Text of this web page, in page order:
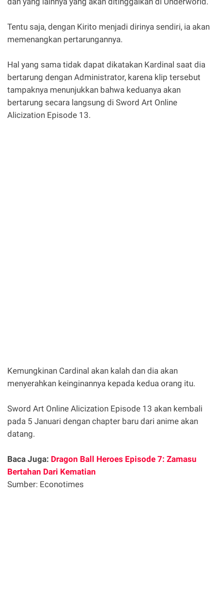
Tentu saja, dengan Kirito menjadi dirinya sendiri, ia akan
memenangkan pertarungannya.
Hal yang sama tidak dapat dikatakan Kardinal saat dia
bertarung dengan Administrator, karena klip tersebut
tampaknya menunjukkan bahwa keduanya akan
bertarung secara langsung di Sword Art Online
Alicization Episode 13.
Kemungkinan Cardinal akan kalah dan dia akan
menyerahkan keinginannya kepada kedua orang itu.
Sword Art Online Alicization Episode 13 akan kembali
pada 5 Januari dengan chapter baru dari anime akan
datang.
Baca Juga: Dragon Ball Heroes Episode 7: Zamasu
Bertahan Dari Kematian
Sumber: Econotimes